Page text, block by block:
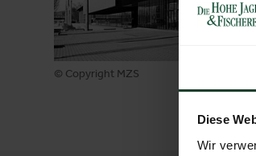
Diese
Wir
© Copyright MZS